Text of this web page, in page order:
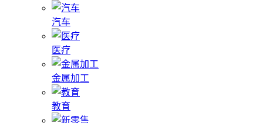
汽车
医疗
金属加工
教育